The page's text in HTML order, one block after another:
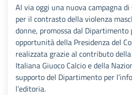
Al via oggi una nuova campagna
per il contrasto della violenza
donne, promossa dal Dipartimento
opportunità della Presidenza del
realizzata grazie al contributo
Italiana Giuoco Calcio e della
supporto del Dipartimento per
l’editoria.